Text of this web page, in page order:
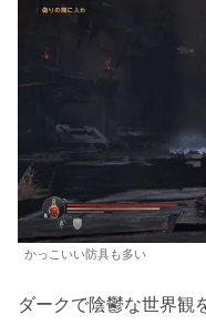
かっこいい防具も多い
ダークで陰鬱な世界観